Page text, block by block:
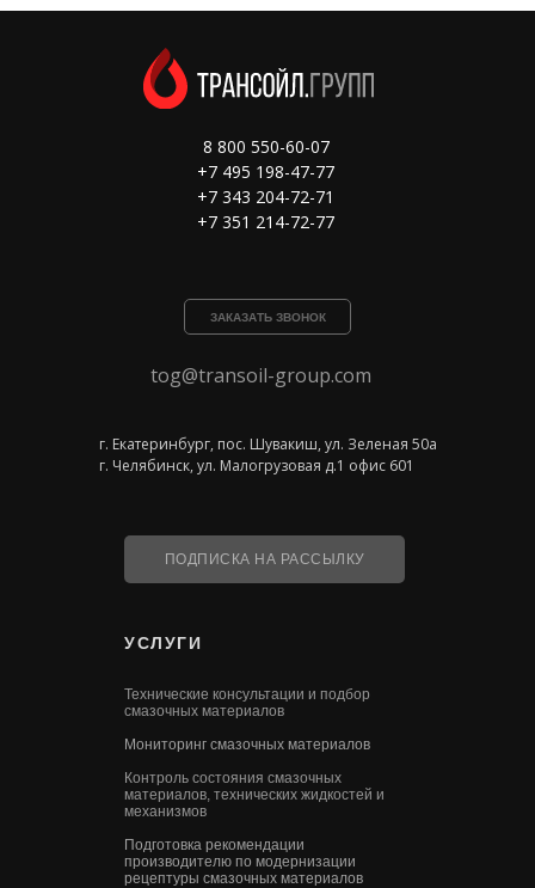
УСЛУГИ
Технические консультации и подбор
смазочных материалов
Мониторинг смазочных материалов
Контроль состояния смазочных
материалов, технических жидкостей и
механизмов
Подготовка рекомендации
производителю по модернизации
рецептуры смазочных материалов
ПОДПИСКА НА РАССЫЛКУ
8 800 550-60-07
+7 495 198-47-77
+7 343 204-72-71
+7 351 214-72-77
ЗАКАЗАТЬ ЗВОНОК
tog@transoil-group.com
г. Екатеринбург, пос. Шувакиш, ул. Зеленая 50а
г. Челябинск, ул. Малогрузовая д.1 офис 601